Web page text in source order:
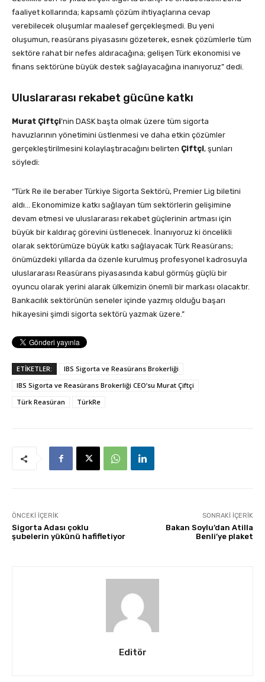
faaliyet kollarında; kapsamlı çözüm ihtiyaçlarına cevap
verebilecek oluşumlar maalesef gerçekleşmedi. Bu yeni
oluşumun, reasürans piyasasını gözeterek, esnek çözümlerle tüm
sektöre rahat bir nefes aldıracağına; gelişen Türk ekonomisi ve
finans sektörüne büyük destek sağlayacağına inanıyoruz” dedi.
Uluslararası rekabet gücüne katkı
Murat Çiftçi’nin DASK başta olmak üzere tüm sigorta
havuzlarının yönetimini üstlenmesi ve daha etkin çözümler
gerçekleştirilmesini kolaylaştıracağını belirten Çiftçi, şunları
söyledi:
“Türk Re ile beraber Türkiye Sigorta Sektörü, Premier Lig biletini
aldı… Ekonomimize katkı sağlayan tüm sektörlerin gelişimine
devam etmesi ve uluslararası rekabet güçlerinin artması için
büyük bir kaldıraç görevini üstlenecek. İnanıyoruz ki öncelikli
olarak sektörümüze büyük katkı sağlayacak Türk Reasürans;
önümüzdeki yıllarda da özenle kurulmuş profesyonel kadrosuyla
uluslararası Reasürans piyasasında kabul görmüş güçlü bir
oyuncu olarak yerini alarak ülkemizin önemli bir markası olacaktır.
Bankacılık sektörünün seneler içinde yazmış olduğu başarı
hikayesini şimdi sigorta sektörü yazmak üzere.”
ETİKETLER:
IBS Sigorta ve Reasürans Brokerliği
IBS Sigorta ve Reasürans Brokerliği CEO’su Murat Çiftçi
Türk Reasüran
TürkRe
ÖNCEKI İÇERIK
Sigorta Adası çoklu
şubelerin yükünü hafifletiyor
SONRAKI İÇERIK
Bakan Soylu’dan Atilla
Benli’ye plaket
Editör